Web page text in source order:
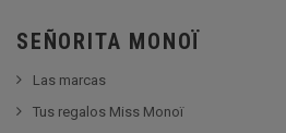
SEÑORITA MONOÏ
Las marcas
Tus regalos Miss Monoï